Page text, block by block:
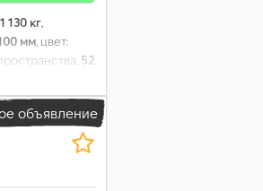
130 кг,
мм, цвет:
52
объявление